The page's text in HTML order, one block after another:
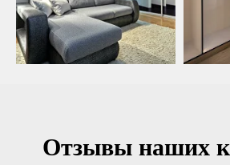
Отзывы наших